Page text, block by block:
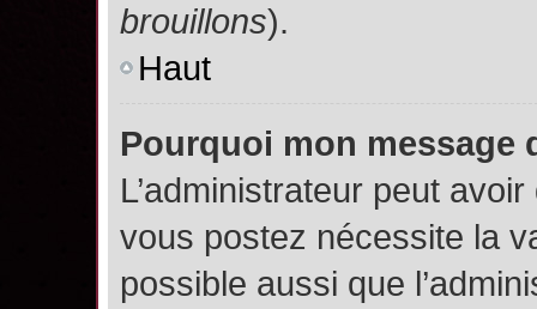
brouillons).
Haut
Pourquoi mon message
L’administrateur peut
vous postez nécessite la
possible aussi que